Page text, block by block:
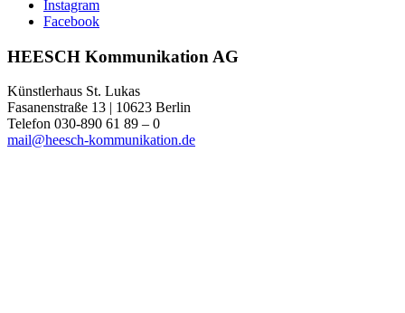
Instagram
Facebook
HEESCH Kommunikation AG
Künstlerhaus St. Lukas
Fasanenstraße 13 | 10623 Berlin
Telefon 030-890 61 89 – 0
mail@heesch-kommunikation.de